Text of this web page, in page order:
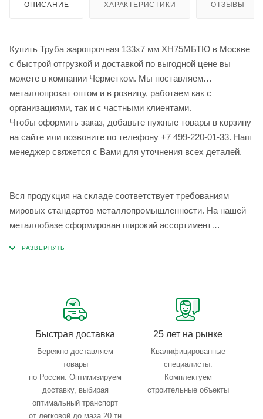
ОПИСАНИЕ ХАРАКТЕРИСТИКИ ОТЗЫВЫ
Купить Труба жаропрочная 133х7 мм ХН75МБТЮ в Москве
с быстрой отгрузкой и доставкой по выгодной цене вы
можете в компании Черметком. Мы поставляем
металлопрокат оптом и в розницу, работаем как с
организациями, так и с частными клиентами.
Чтобы оформить заказ, добавьте нужные товары в корзину
на сайте или позвоните по телефону +7 499-220-01-33. Наш
менеджер свяжется с Вами для уточнения всех деталей.
Вся продукция на складе соответствует требованиям
мировых стандартов металлопромышленности. На нашей
металлобазе сформирован широкий ассортимент
Быстрая доставка
Бережно доставляем
товары
по России. Оптимизируем
доставку, выбирая
оптимальный транспорт
от легковой до маза 20 тн
25 лет на рынке
Квалифицированные
специалисты.
Комплектуем
строительные объекты